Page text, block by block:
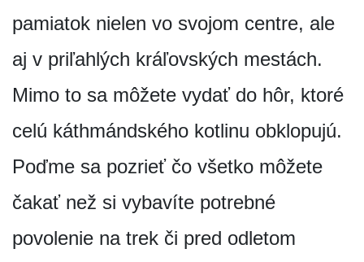
pamiatok nielen vo svojom centre, ale
aj v priľahlých kráľovských mestách.
Mimo to sa môžete vydať do hôr, ktoré
celú káthmándského kotlinu obklopujú.
Poďme sa pozrieť čo všetko môžete
čakať než si vybavíte potrebné
povolenie na trek či pred odletom